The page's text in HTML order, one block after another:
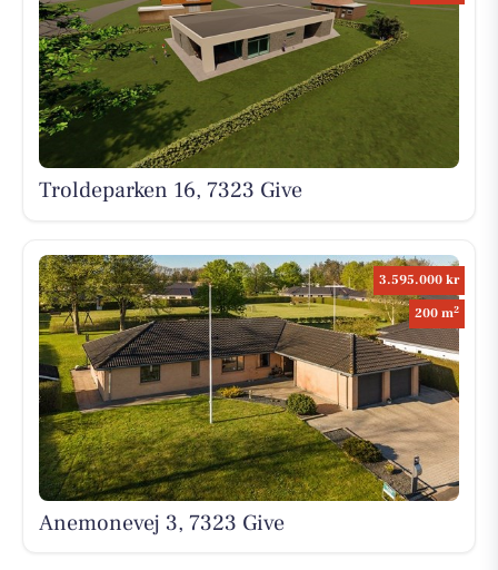
Troldeparken 16, 7323 Give
3.595.000 kr
200 m2
Anemonevej 3, 7323 Give